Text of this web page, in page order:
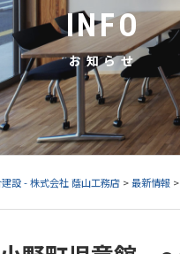
INFO
お知らせ
設 - 株式会社 蔭山工務店 >最新情報 >